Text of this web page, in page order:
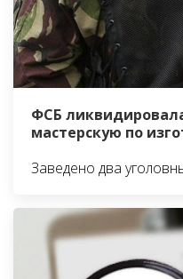
ФСБ
мастерскую по
Заведено два